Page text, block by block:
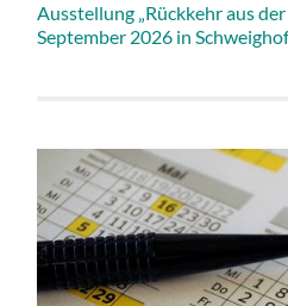
Ausstellung „Rückkehr aus
September 2026 in